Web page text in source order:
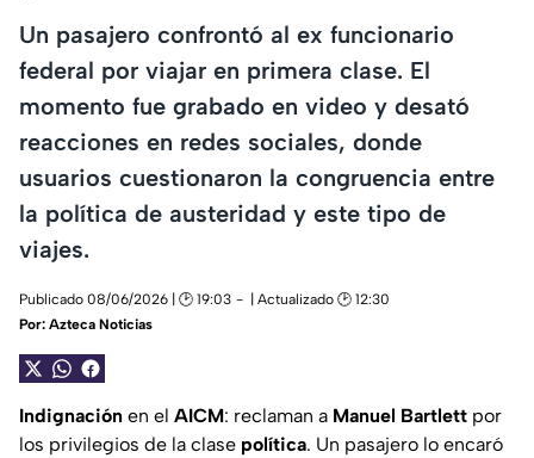
Un pasajero confrontó al ex funcionario
federal por viajar en primera clase. El
momento fue grabado en video y desató
reacciones en redes sociales, donde
usuarios cuestionaron la congruencia entre
la política de austeridad y este tipo de
viajes.
Publicado 08/06/2026 | 🕑 19:03
| Actualizado 🕑 12:30
Por: Azteca Noticias
Indignación en el AICM: reclaman a Manuel Bartlett por
los privilegios de la clase política. Un pasajero lo encaró